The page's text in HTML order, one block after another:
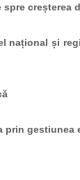
național și
prin